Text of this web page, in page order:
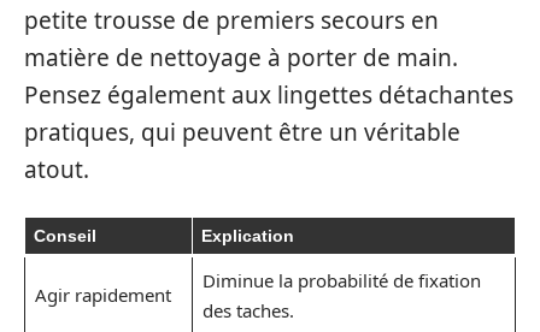
petite trousse de premiers secours en
matière de nettoyage à porter de main.
Pensez également aux lingettes détachantes
pratiques, qui peuvent être un véritable
atout.
Conseil Explication
Agir rapidement
Diminue la probabilité de fixation
des taches.